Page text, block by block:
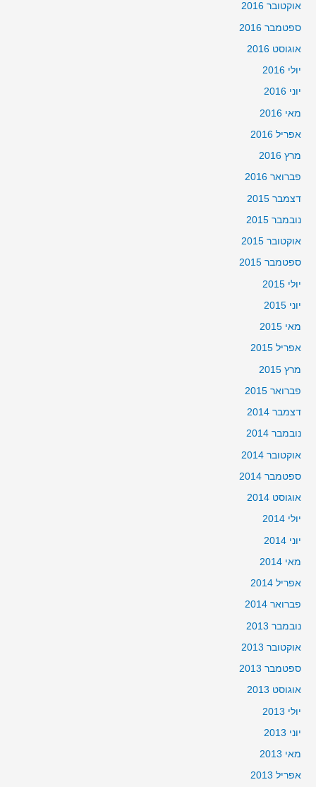
אוקטובר 2016
ספטמבר 2016
אוגוסט 2016
יולי 2016
יוני 2016
מאי 2016
אפריל 2016
מרץ 2016
פברואר 2016
דצמבר 2015
נובמבר 2015
אוקטובר 2015
ספטמבר 2015
יולי 2015
יוני 2015
מאי 2015
אפריל 2015
מרץ 2015
פברואר 2015
דצמבר 2014
נובמבר 2014
אוקטובר 2014
ספטמבר 2014
אוגוסט 2014
יולי 2014
יוני 2014
מאי 2014
אפריל 2014
פברואר 2014
נובמבר 2013
אוקטובר 2013
ספטמבר 2013
אוגוסט 2013
יולי 2013
יוני 2013
מאי 2013
אפריל 2013